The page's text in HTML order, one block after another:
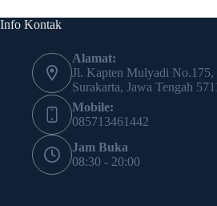
Info Kontak
Alamat:
Jl. Kapten Mulyadi
Surakarta, Jawa Tengah
Mobile:
085713461442
Jam Buka
08:30 - 20:00